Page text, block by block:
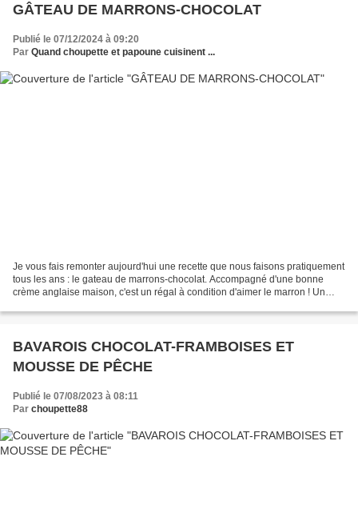
GÂTEAU DE MARRONS-CHOCOLAT
Publié le 07/12/2024 à 09:20
Par Quand choupette et papoune cuisinent ...
Je vous fais remonter aujourd'hui une recette que nous faisons pratiquement
tous les ans : le gateau de marrons-chocolat. Accompagné d'une bonne
crème anglaise maison, c'est un régal à condition d'aimer le marron ! Un
BAVAROIS CHOCOLAT-FRAMBOISES ET
MOUSSE DE PÊCHE
Publié le 07/08/2023 à 08:11
Par choupette88